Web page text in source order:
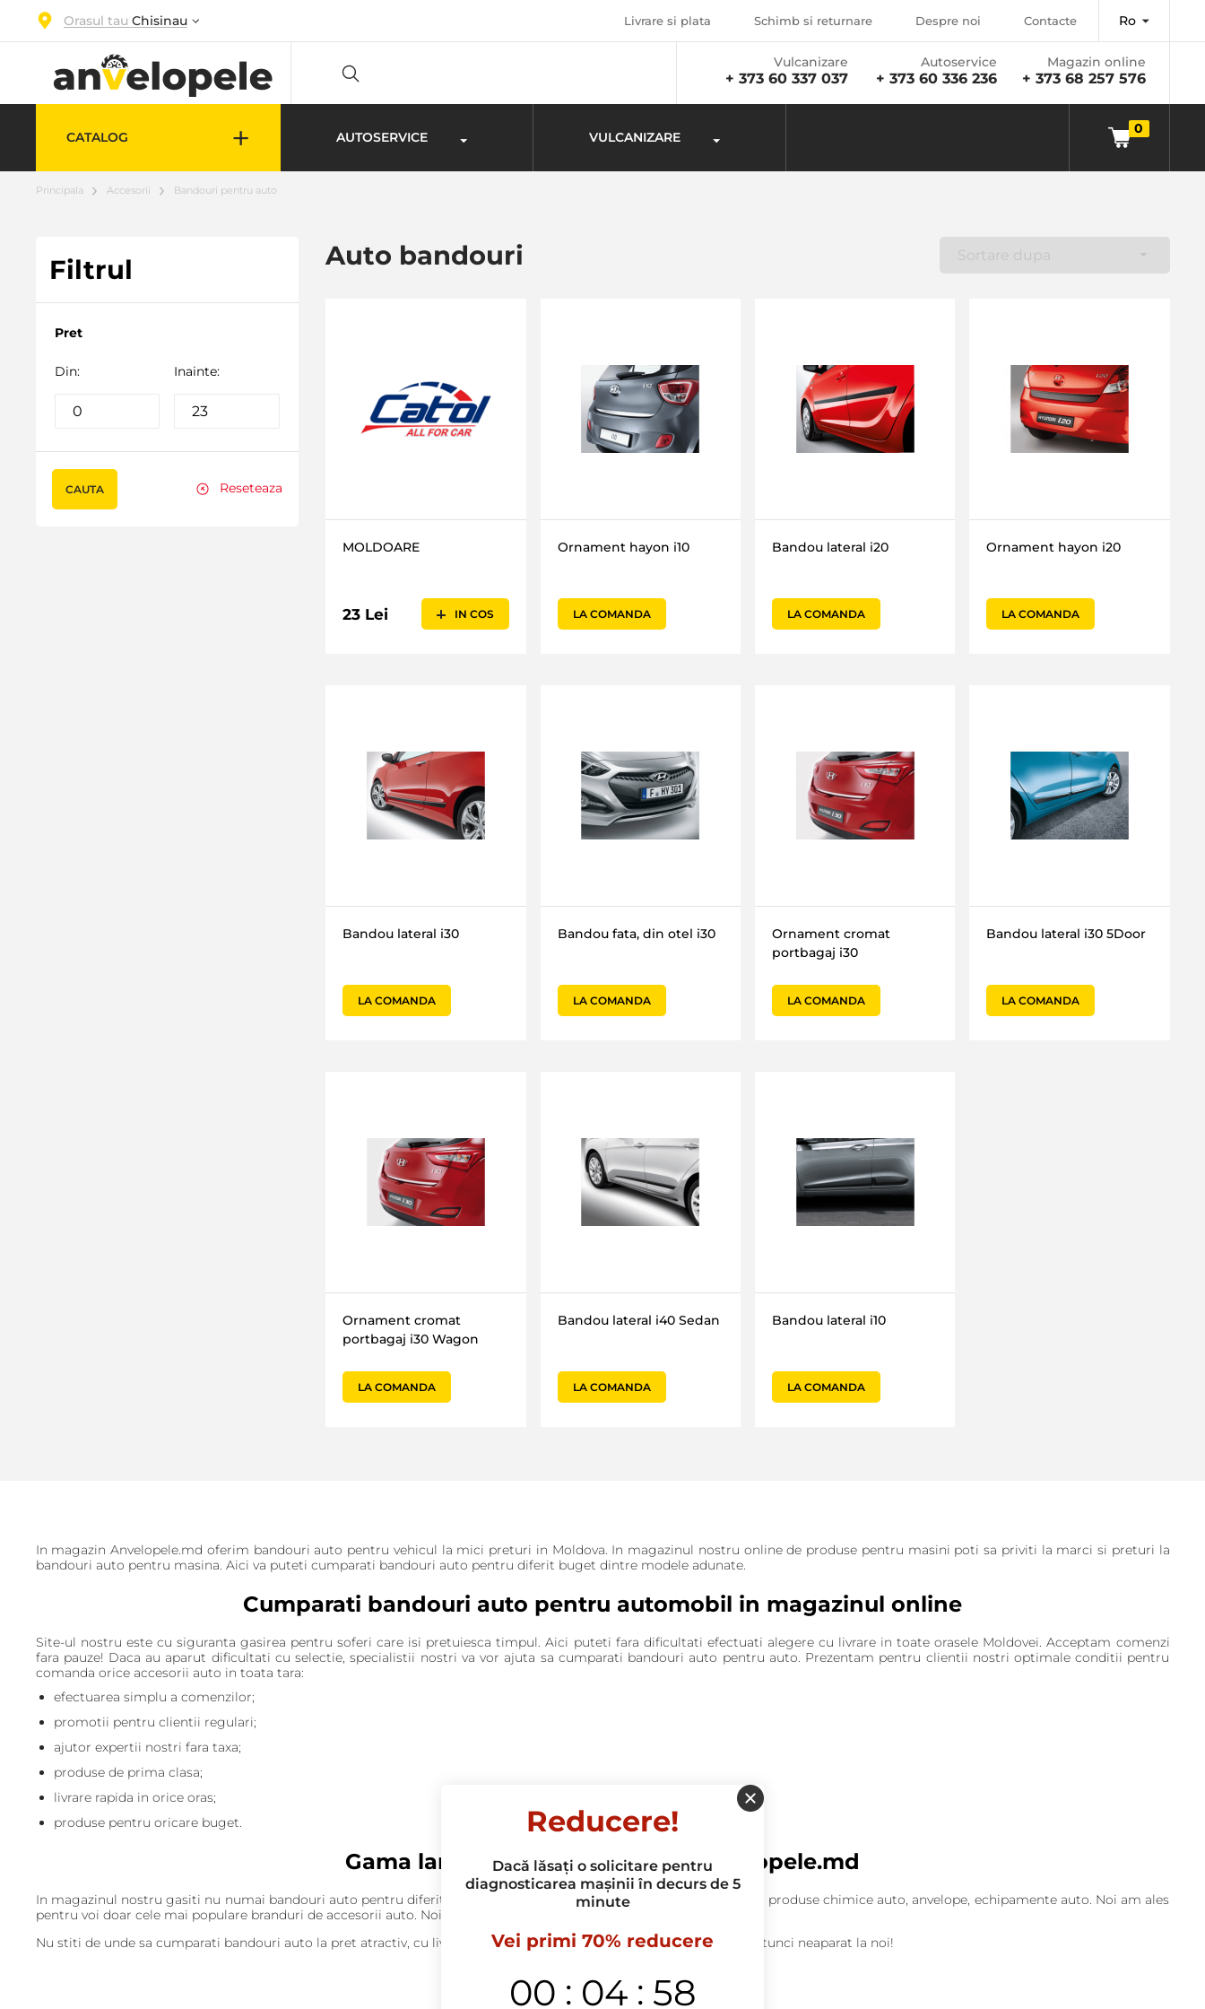
Orasul tau Chisinau Livrare si plata Schimb si returnare Despre noi Contacte Ro
Vulcanizare
+ 373 60 337 037
Autoservice
+ 373 60 336 236
Magazin online
+ 373 68 257 576
CATALOG + AUTOSERVICE VULCANIZARE
0
Principala Accesorii Bandouri pentru auto
Auto bandouri
MOLDOARE
23 Lei IN COS
Ornament hayon i10
LA COMANDA
Bandou lateral i20
LA COMANDA
Ornament hayon i20
LA COMANDA
Bandou lateral i30
LA COMANDA
Bandou fata, din otel i30
LA COMANDA
Ornament cromat
portbagaj i30
LA COMANDA
Bandou lateral i30 5Door
LA COMANDA
Ornament cromat
portbagaj i30 Wagon
LA COMANDA
Bandou lateral i40 Sedan
LA COMANDA
Bandou lateral i10
LA COMANDA
Filtrul
Pret
Din: Inainte:
CAUTA Reseteaza
In magazin Anvelopele.md oferim bandouri auto pentru vehicul la mici preturi in Moldova. In magazinul nostru online de produse pentru masini poti sa priviti la marci si preturi la
bandouri auto pentru masina. Aici va puteti cumparati bandouri auto pentru diferit buget dintre modele adunate.
Cumparati bandouri auto pentru automobil in magazinul online
Site-ul nostru este cu siguranta gasirea pentru soferi care isi pretuiesca timpul. Aici puteti fara dificultati efectuati alegere cu livrare in toate orasele Moldovei. Acceptam comenzi
fara pauze! Daca au aparut dificultati cu selectie, specialistii nostri va vor ajuta sa cumparati bandouri auto pentru auto. Prezentam pentru clientii nostri optimale conditii pentru
comanda orice accesorii auto in toata tara:
efectuarea simplu a comenzilor;
promotii pentru clientii regulari;
ajutor expertii nostri fara taxa;
produse de prima clasa;
livrare rapida in orice oras;
produse pentru oricare buget.
Gama larga de auto marfuri in Anvelopele.md
In magazinul nostru gasiti nu numai bandouri auto pentru diferit gust, dar si alte accesorii auto, uleiuri auto si filtre, produse chimice auto, anvelope, echipamente auto. Noi am ales
pentru voi doar cele mai populare branduri de accesorii auto. Noi reprezentat doar marfuri originale.
Nu stiti de unde sa cumparati bandouri auto la pret atractiv, cu livrare rapida in in toate orasele Moldovei? Daca da, atunci neaparat la noi!
Reducere!
Dacă lăsați o solicitare pentru
diagnosticarea mașinii în decurs de 5
minute
Vei primi 70% reducere
00 : 04 : 57